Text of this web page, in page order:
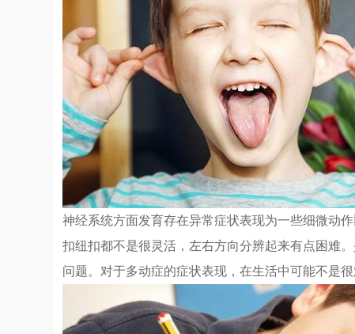
神经系统方面发育存在异常症状表现为一些细微动
扣纽扣都不是很灵活，左右方向分辨起来有点困难
问题。对于多动症的症状表现，在生活中可能不是